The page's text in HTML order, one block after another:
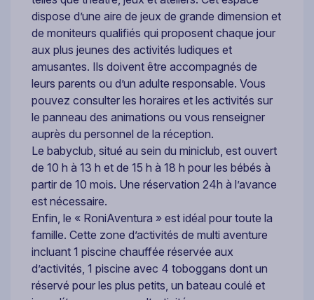
dispose d’une aire de jeux de grande dimension et
de moniteurs qualifiés qui proposent chaque jour
aux plus jeunes des activités ludiques et
amusantes. Ils doivent être accompagnés de
leurs parents ou d’un adulte responsable. Vous
pouvez consulter les horaires et les activités sur
le panneau des animations ou vous renseigner
auprès du personnel de la réception.
Le babyclub, situé au sein du miniclub, est ouvert
de 10 h à 13 h et de 15 h à 18 h pour les bébés à
partir de 10 mois. Une réservation 24h à l’avance
est nécessaire.
Enfin, le « RoniAventura » est idéal pour toute la
famille. Cette zone d’activités de multi aventure
incluant 1 piscine chauffée réservée aux
d’activités, 1 piscine avec 4 toboggans dont un
réservé pour les plus petits, un bateau coulé et